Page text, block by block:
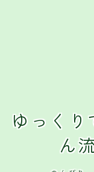
ゆっくり
ん